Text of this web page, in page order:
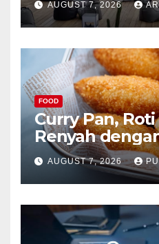
AUGUST 7, 2026
FOOD
Curry Pan,
Renyah
Menggoda
AUGUST 7, 2026